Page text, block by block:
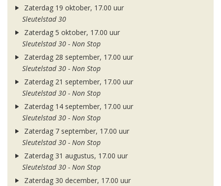
Zaterdag 19 oktober, 17.00 uur
Sleutelstad 30
Zaterdag 5 oktober, 17.00 uur
Sleutelstad 30 - Non Stop
Zaterdag 28 september, 17.00 uur
Sleutelstad 30 - Non Stop
Zaterdag 21 september, 17.00 uur
Sleutelstad 30 - Non Stop
Zaterdag 14 september, 17.00 uur
Sleutelstad 30 - Non Stop
Zaterdag 7 september, 17.00 uur
Sleutelstad 30 - Non Stop
Zaterdag 31 augustus, 17.00 uur
Sleutelstad 30 - Non Stop
Zaterdag 30 december, 17.00 uur